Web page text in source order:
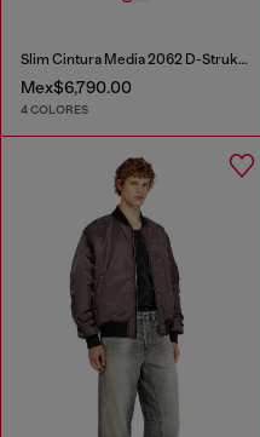
Slim Cintura Media 2062 D-Strukt Joggjeans®
Mex$6,790.00
4 COLORES